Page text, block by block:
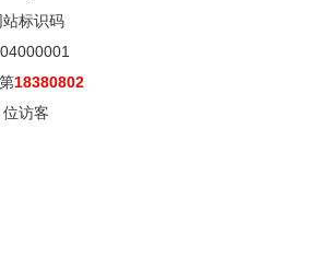
站标识码
18380802
位访客